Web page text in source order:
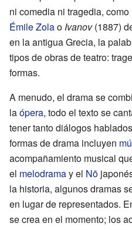
ni comedia ni tragedia, como
Émile Zolao Ivanov(1887)
en la antigua Grecia, la
tipos de obras de teatro:
formas.
A menudo, el drama se
laópera, todo el texto se
tener tanto diálogos
formas de drama incluyen
acompañamiento musical
el melodramay el Nō
la historia, algunos dramas
en lugar de representados.
se crea en el momento; los